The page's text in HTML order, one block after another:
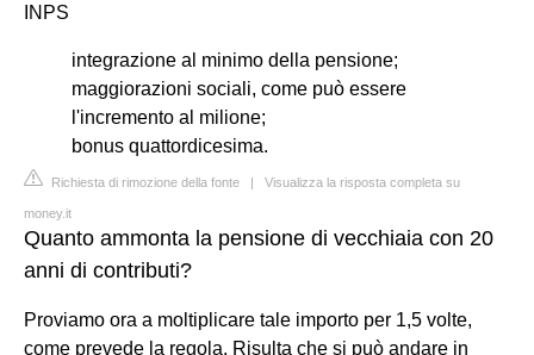
INPS
integrazione al minimo della pensione;
maggiorazioni sociali, come può essere
l'incremento al milione;
bonus quattordicesima.
Richiesta di rimozione della fonte | Visualizza la risposta completa su
money.it
Quanto ammonta la pensione di vecchiaia con 20
anni di contributi?
Proviamo ora a moltiplicare tale importo per 1,5 volte,
come prevede la regola. Risulta che si può andare in